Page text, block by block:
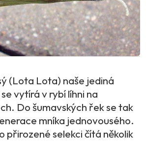
(Lota Lota) naše jediná
vytírá v rybí líhni na
Do šumavských řek se tak
mníka jednovousého.
přirozené selekci čítá několik